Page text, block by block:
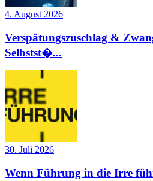
4. August 2026
Verspätungszuschlag &
Selbstst�...
30. Juli 2026
Wenn Führung in die Irre